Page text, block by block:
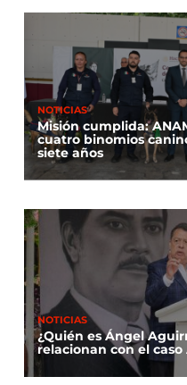
NOTICIAS
Misión cumplida:
cuatro binomios
siete años
NOTICIAS
¿Quién es Ángel
relacionan con el